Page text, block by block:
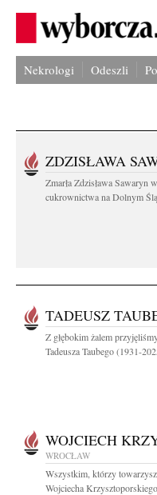
Nekrologi Odeszli
ZDZISŁAWA
Zmarła Zdzisława Sawaryn
cukrownictwa na Dolnym
TADEUSZ
Z głębokim żalem
Tadeusza Taubego (1931-
WOJCIECH
WROCŁAW
Wszystkim, którzy
Wojciecha